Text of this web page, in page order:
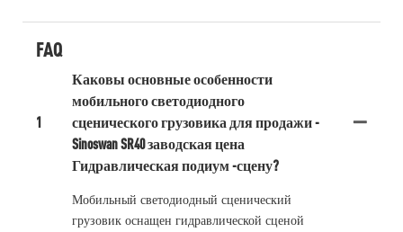
FAQ
1
Каковы основные особенности
мобильного светодиодного
сценического грузовика для продажи -
Sinoswan SR40 заводская цена
Гидравлическая подиум -сцену?
Мобильный светодиодный сценический
грузовик оснащен гидравлической сценой